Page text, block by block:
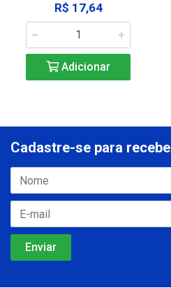
R$ 17,64
Adicionar
Cadastre-se para